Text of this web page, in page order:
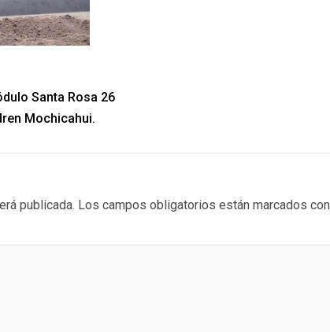
Santa Rosa 26
Mochicahui.
publicada. Los campos obligatorios están marcados con